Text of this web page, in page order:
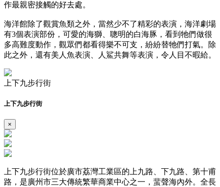
作最親密接觸的好去處。
海洋館除了觀賞魚類之外，當然少不了精彩的表演，海洋劇場
有3個表演部份，可愛的海獅、聰明的白海豚，看到牠們做很
多高難度動作，觀眾們都看得樂不可支，紛紛替牠們打氣。除
此之外，還有美人魚表演、人鯊共舞等表演，令人目不暇給。
上下九步行街
上下九步行街
×
上下九步行街位於廣市荔灣工業區的上九路、下九路、第十甫
路，是廣州市三大傳統繁華商業中心之一，蜚聲海內外。全長